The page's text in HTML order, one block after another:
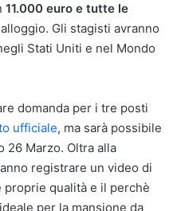
11.000 euro e tutte le
Gli stagisti avranno
Stati Uniti e nel Mondo
domanda per i tre posti
ufficiale, ma sarà possibile
Marzo. Oltra alla
registrare un video di
qualità e il perchè
per la mansione da